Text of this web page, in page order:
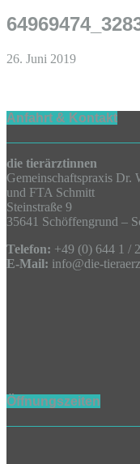
26. Juni 2019
Anfahrt & Kontakt
die tierärztinnen
Gemeinschaftspraxis Dr.
und FTA Schmitt
Steinstraße 9
35641 Schöffengrund –
Telefon: +49 (0) 644 1 /
E-Mail: info@die-
Öffnungszeiten